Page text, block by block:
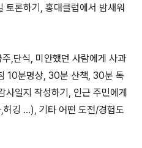
토론하기 , 홍대클럽에서 밤새워
주,단식, 미안했던 사람에게 사과
10분명상, 30분 산책, 30분 독
사일지 작성하기 , 인근 주민에게
,허깅 …), 기타 어떤 도전/경험도